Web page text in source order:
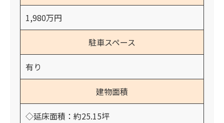
1,980万円
駐車スペース
有り
建物面積
◇延床面積：約25.15坪